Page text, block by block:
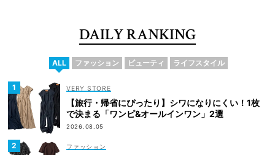
DAILY RANKING
ALL ファッション ビューティ ライフスタイル
VERY STORE
【旅行・帰省にぴったり】シワになりにくい！1枚
で決まる「ワンピ&オールインワン」2選
2026.08.05
ファッション